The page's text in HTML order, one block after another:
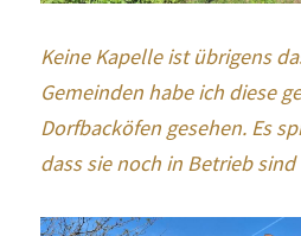
Keine Kapelle ist übrigens
Gemeinden habe ich diese
Dorfbacköfen gesehen. Es
dass sie noch in Betrieb sind